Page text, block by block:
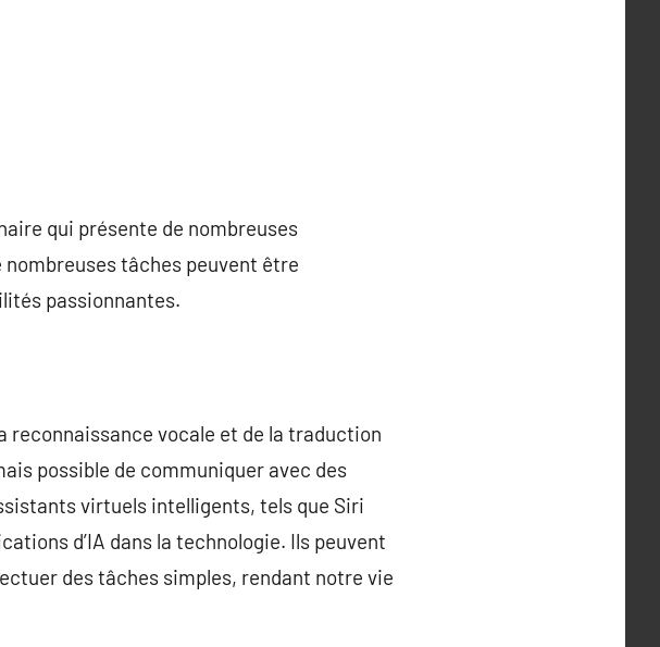
qui présente de nombreuses
nombreuses tâches peuvent être
passionnantes.
reconnaissance vocale et de la traduction
possible de communiquer avec des
virtuels intelligents, tels que Siri
d’IA dans la technologie. Ils peuvent
des tâches simples, rendant notre vie